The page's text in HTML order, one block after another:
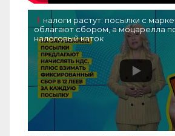
налоги растут: посылки с
облагают сбором, а моцарелла
налоговый каток